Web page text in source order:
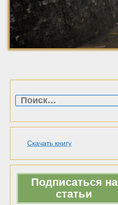
Скачать книгу
Подписаться на
статьи